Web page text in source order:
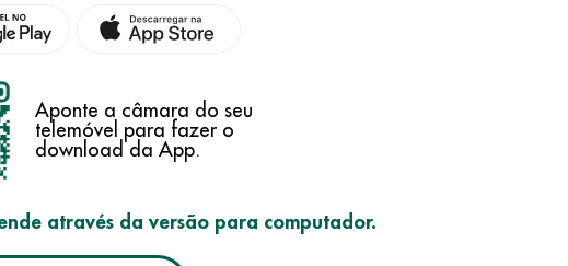
Aponte a câmara do seu
telemóvel para fazer o
download da App.
através da versão para computador.